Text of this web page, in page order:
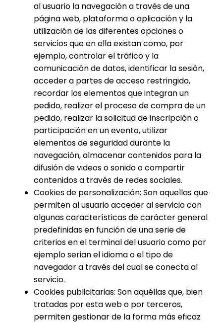
al usuario la navegación a través de una
página web, plataforma o aplicación y la
utilización de las diferentes opciones o
servicios que en ella existan como, por
ejemplo, controlar el tráfico y la
comunicación de datos, identificar la sesión,
acceder a partes de acceso restringido,
recordar los elementos que integran un
pedido, realizar el proceso de compra de un
pedido, realizar la solicitud de inscripción o
participación en un evento, utilizar
elementos de seguridad durante la
navegación, almacenar contenidos para la
difusión de videos o sonido o compartir
contenidos a través de redes sociales.
Cookies de personalización: Son aquellas que
permiten al usuario acceder al servicio con
algunas características de carácter general
predefinidas en función de una serie de
criterios en el terminal del usuario como por
ejemplo serian el idioma o el tipo de
navegador a través del cual se conecta al
servicio.
Cookies publicitarias: Son aquéllas que, bien
tratadas por esta web o por terceros,
permiten gestionar de la forma más eficaz